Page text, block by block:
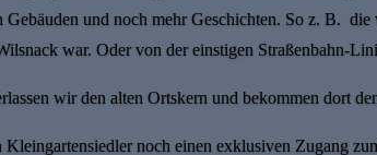
und noch mehr Geschichten. So z. B.
war. Oder von der einstigen Straßenbahn-
wir den alten Ortskern und bekommen dort
noch einen exklusiven Zugang